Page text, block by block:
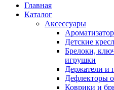
Главная
Каталог
Аксессуары
Детские
Брелоки,
игрушки
Держатели и
Дефлекторы
Коврики и